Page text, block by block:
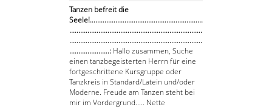
Tanzen befreit die
Seele!..............................................................
.........................................................................
.........................................................................
......................: Hallo zusammen, Suche
einen tanzbegeisterten Herrn für eine
fortgeschrittene Kursgruppe oder
Tanzkreis in Standard/Latein und/oder
Moderne. Freude am Tanzen steht bei
mir im Vordergrund..... Nette